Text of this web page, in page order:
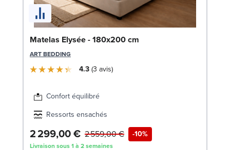
Matelas Elysée - 180x200 cm
ART BEDDING
4.3 3 avis
Confort équilibré
Ressorts ensachés
2 299,00 € -10%
2 559,00 €
Livraison sous 1 à 2 semaines